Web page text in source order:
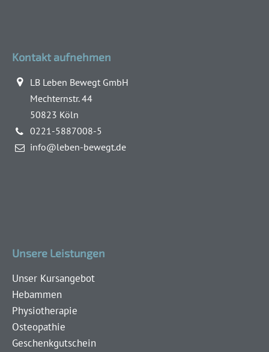
Kontakt aufnehmen
LB Leben Bewegt GmbH
Mechternstr. 44
50823 Köln
0221-5887008-5
info@leben-bewegt.de
Unsere Leistungen
Unser Kursangebot
Hebammen
Physiotherapie
Osteopathie
Geschenkgutschein